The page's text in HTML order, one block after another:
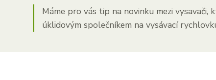
Máme pro vás tip na novinku mezi
úklidovým společníkem na vysávací